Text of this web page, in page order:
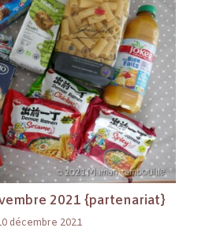
2021 {partenariat}
décembre 2021